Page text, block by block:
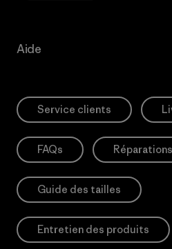
Aide
Service clients
FAQs Réparations
Guide des tailles
Entretien des produits